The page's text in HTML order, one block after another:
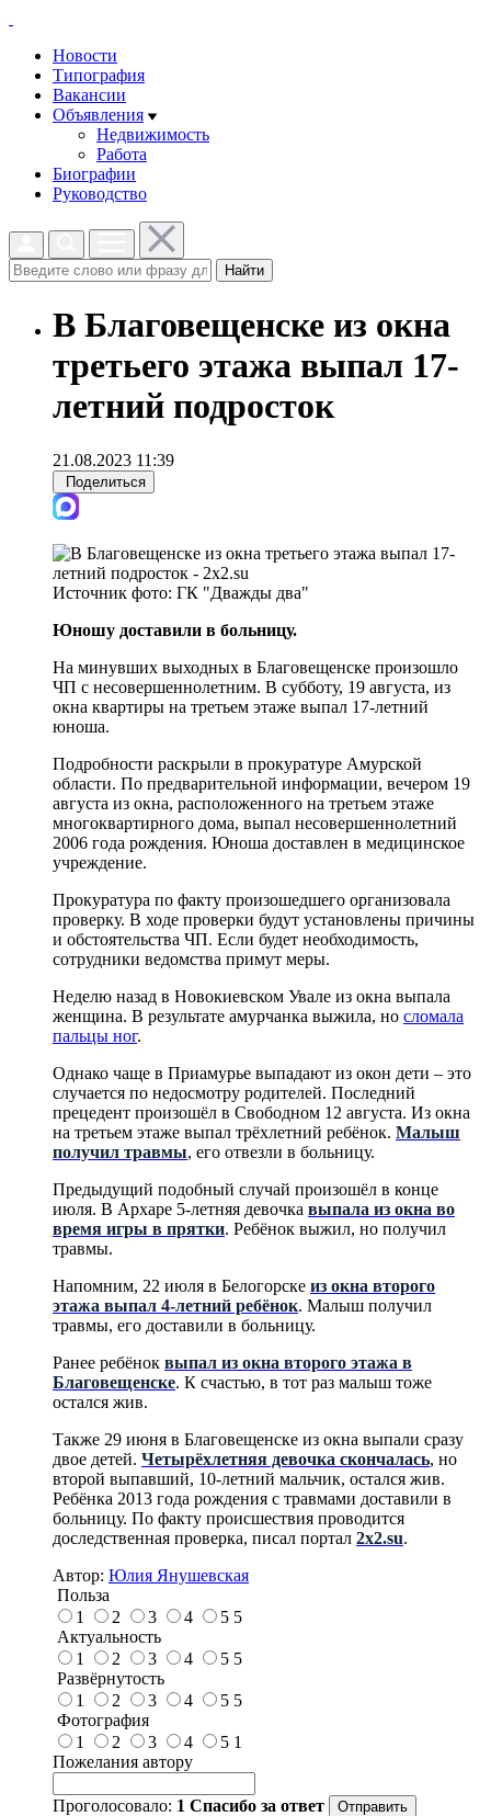
Новости
Типография
Вакансии
Объявления
Недвижимость
Работа
Биографии
Руководство
Найти
В Благовещенске из окна
третьего этажа выпал 17-
летний подросток
21.08.2023 11:39
Поделиться
Источник фото: ГК "Дважды два"
Юношу доставили в больницу.
На минувших выходных в Благовещенске произошло
ЧП с несовершеннолетним. В субботу, 19 августа, из
окна квартиры на третьем этаже выпал 17-летний
юноша.
Подробности раскрыли в прокуратуре Амурской
области. По предварительной информации, вечером 19
августа из окна, расположенного на третьем этаже
многоквартирного дома, выпал несовершеннолетний
2006 года рождения. Юноша доставлен в медицинское
учреждение.
Прокуратура по факту произошедшего организовала
проверку. В ходе проверки будут установлены причины
и обстоятельства ЧП. Если будет необходимость,
сотрудники ведомства примут меры.
Неделю назад в Новокиевском Увале из окна выпала
женщина. В результате амурчанка выжила, но сломала
пальцы ног.
Однако чаще в Приамурье выпадают из окон дети – это
случается по недосмотру родителей. Последний
прецедент произошёл в Свободном 12 августа. Из окна
на третьем этаже выпал трёхлетний ребёнок. Малыш
получил травмы, его отвезли в больницу.
Предыдущий подобный случай произошёл в конце
июля. В Архаре 5-летняя девочка выпала из окна во
время игры в прятки. Ребёнок выжил, но получил
травмы.
Напомним, 22 июля в Белогорске из окна второго
этажа выпал 4-летний ребёнок. Малыш получил
травмы, его доставили в больницу.
Ранее ребёнок выпал из окна второго этажа в
Благовещенске. К счастью, в тот раз малыш тоже
остался жив.
Также 29 июня в Благовещенске из окна выпали сразу
двое детей. Четырёхлетняя девочка скончалась, но
второй выпавший, 10-летний мальчик, остался жив.
Ребёнка 2013 года рождения с травмами доставили в
больницу. По факту происшествия проводится
доследственная проверка, писал портал 2x2.su.
Автор: Юлия Янушевская
Польза
1
2 3 4 5 5
Актуальность
1
2 3 4 5 5
Развёрнутость
1
2 3 4 5 5
Фотография
1
2 3 4 5 1
Пожелания автору
Проголосовало: 1 Спасибо за ответ